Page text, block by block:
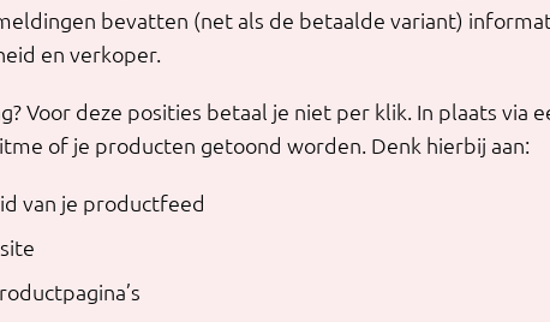
bevatten (net als de betaalde variant)
en verkoper.
Voor deze posities betaal je niet per klik. In plaats via
of je producten getoond worden. Denk hierbij aan:
van je productfeed